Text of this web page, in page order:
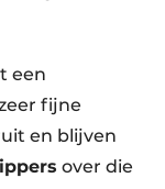
een
fijne
en blijven
over die